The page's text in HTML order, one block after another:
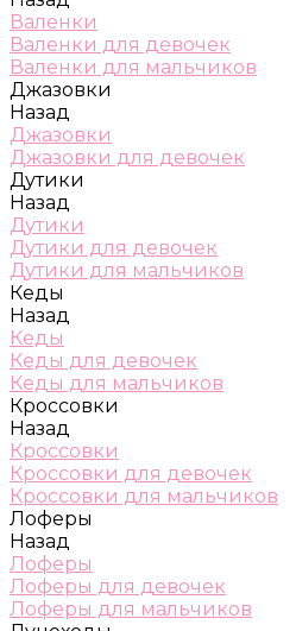
Валенки
Валенки для девочек
Валенки для мальчиков
Джазовки
Назад
Джазовки
Джазовки для девочек
Дутики
Назад
Дутики
Дутики для девочек
Дутики для мальчиков
Кеды
Назад
Кеды
Кеды для девочек
Кеды для мальчиков
Кроссовки
Назад
Кроссовки
Кроссовки для девочек
Кроссовки для мальчиков
Лоферы
Назад
Лоферы
Лоферы для девочек
Лоферы для мальчиков